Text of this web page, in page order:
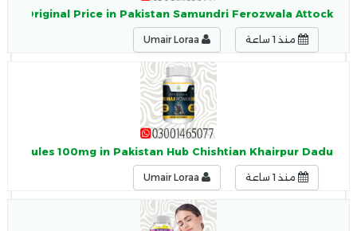
Original Price in Pakistan Samundri Ferozwala Attock
منذ 1 ساعة
100mg in Pakistan Hub Chishtian Khairpur Dadu
منذ 1 ساعة